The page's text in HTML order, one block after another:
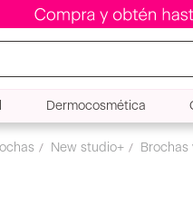
Dermocosmética
brochas Brocha Para Polvos